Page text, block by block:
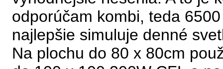
odporúčam kombi, teda
najlepšie simuluje denné
Na plochu do 80 x 80cm